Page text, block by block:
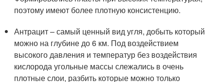
поэтому имеют более плотную консистенцию.
Антрацит – самый ценный вид угля, добыть который
можно на глубине до 6 км. Под воздействием
высокого давления и температур без воздействия
кислорода угольные массы слежались в очень
плотные слои, разбить которые можно только